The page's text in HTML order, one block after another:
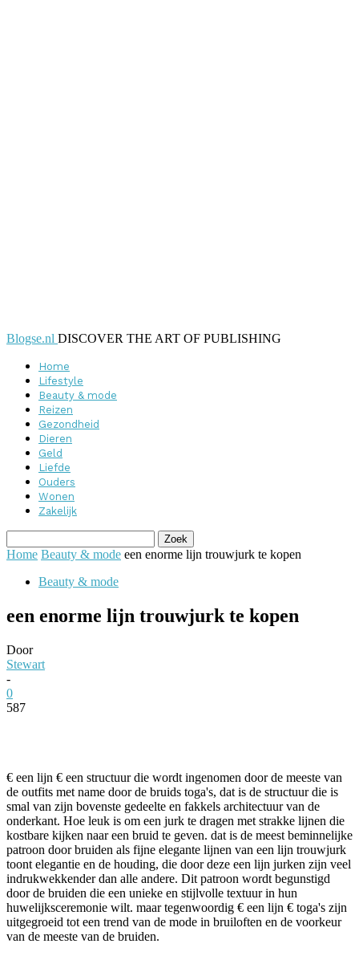
Blogse.nl DISCOVER THE ART OF PUBLISHING
Home
Lifestyle
Beauty & mode
Reizen
Gezondheid
Dieren
Geld
Liefde
Ouders
Wonen
Zakelijk
Home Beauty & mode een enorme lijn trouwjurk te kopen
Beauty & mode
een enorme lijn trouwjurk te kopen
Door
Stewart
-
0
587
€ een lijn € een structuur die wordt ingenomen door de meeste van
de outfits met name door de bruids toga's, dat is de structuur die is
smal van zijn bovenste gedeelte en fakkels architectuur van de
onderkant. Hoe leuk is om een jurk te dragen met strakke lijnen die
kostbare kijken naar een bruid te geven. dat is de meest beminnelijke
patroon door bruiden als fijne elegante lijnen van een lijn trouwjurk
toont elegantie en de houding, die door deze een lijn jurken zijn veel
indrukwekkender dan alle andere. Dit patroon wordt begunstigd
door de bruiden die een unieke en stijlvolle textuur in hun
huwelijksceremonie wilt. maar tegenwoordig € een lijn € toga's zijn
uitgegroeid tot een trend van de mode in bruiloften en de voorkeur
van de meeste van de bruiden.